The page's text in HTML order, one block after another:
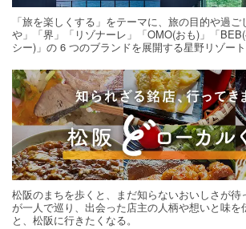
「旅を楽しくする」をテーマに、旅の目的や過
や」「界」「リゾナーレ」「OMO(おも)」「
シー)」の 6 つのブランドを展開する星野リゾー
松阪のまちを歩くと、まだ知らないおいしさが
が一人で巡り、出会った店主の人柄や想いと味を
と、松阪に行きたくなる。